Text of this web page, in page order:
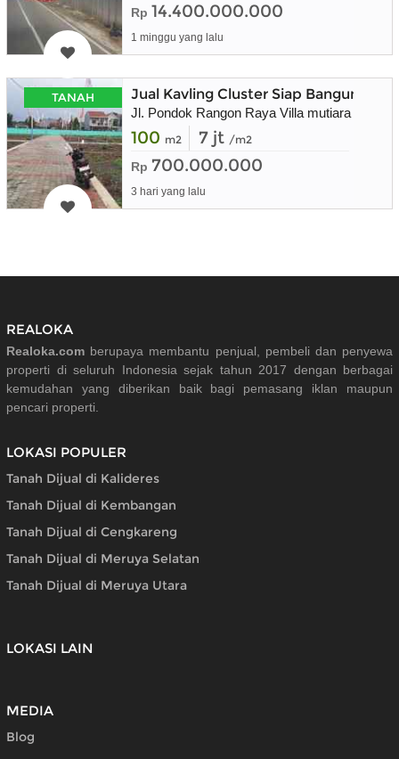
Rp 14.400.000.000
1 minggu yang lalu
TANAH Jual Kavling Cluster Siap Bangun
Jl. Pondok Rangon Raya Villa mutiara
100 m2 7 jt /m2
Rp 700.000.000
3 hari yang lalu
REALOKA
Realoka.com berupaya membantu penjual, pembeli dan penyewa
properti di seluruh Indonesia sejak tahun 2017 dengan berbagai
kemudahan yang diberikan baik bagi pemasang iklan maupun
pencari properti.
LOKASI POPULER
Tanah Dijual di Kalideres
Tanah Dijual di Kembangan
Tanah Dijual di Cengkareng
Tanah Dijual di Meruya Selatan
Tanah Dijual di Meruya Utara
LOKASI LAIN
MEDIA
Blog